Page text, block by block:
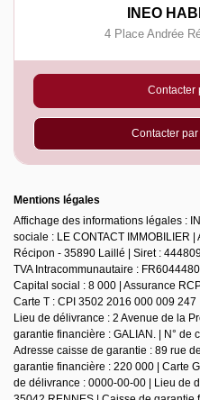
INEO
4 Place Andrée
Contacter
Contacter
Mentions légales
Affichage des informations légales :
sociale : LE CONTACT IMMOBILIER
Récipon - 35890 Laillé | Siret :
TVA Intracommunautaire :
Capital social : 8 000 | Assurance
Carte T : CPI 3502 2016 000 009 247
Lieu de délivrance : 2 Avenue de la
garantie financière : GALIAN. | N° de
Adresse caisse de garantie : 89 rue
garantie financière : 220 000 | Carte
de délivrance : 0000-00-00 | Lieu de